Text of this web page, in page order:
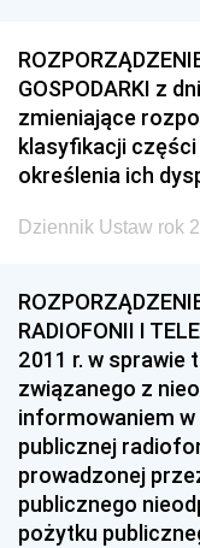
GOSPODARKI z
zmieniające
klasyfikacji
określenia ich
Dziennik Ustaw rok
RADIOFONII I
2011 r. w sprawie
związanego z
informowaniem
publicznej
prowadzonej
publicznego
pożytku